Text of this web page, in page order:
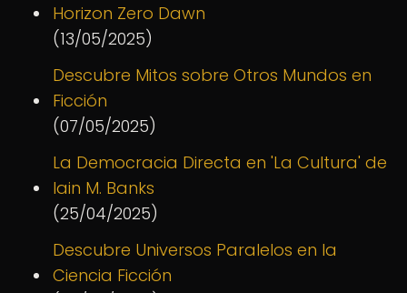
Horizon Zero Dawn
(13/05/2025)
Descubre Mitos sobre Otros Mundos en
Ficción
(07/05/2025)
La Democracia Directa en 'La Cultura' de
Iain M. Banks
(25/04/2025)
Descubre Universos Paralelos en la
Ciencia Ficción